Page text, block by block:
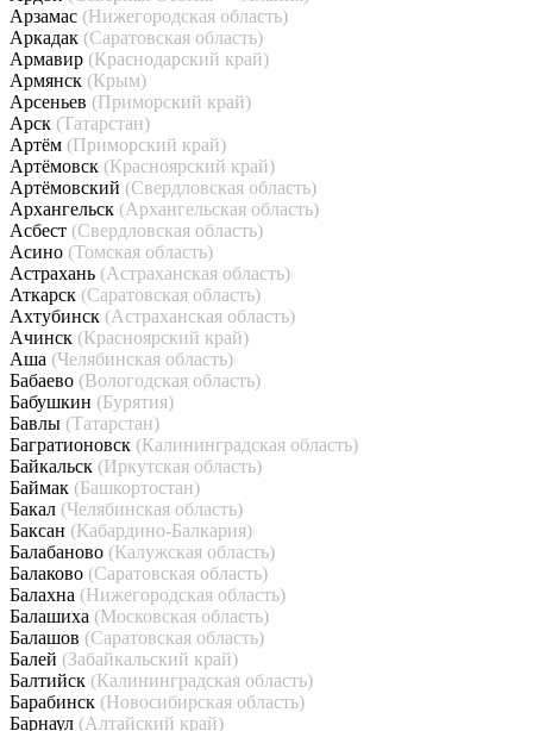
Арзамас (Нижегородская область)
Аркадак (Саратовская область)
Армавир (Краснодарский край)
Армянск (Крым)
Арсеньев (Приморский край)
Арск (Татарстан)
Артём (Приморский край)
Артёмовск (Красноярский край)
Артёмовский (Свердловская область)
Архангельск (Архангельская область)
Асбест (Свердловская область)
Асино (Томская область)
Астрахань (Астраханская область)
Аткарск (Саратовская область)
Ахтубинск (Астраханская область)
Ачинск (Красноярский край)
Аша (Челябинская область)
Бабаево (Вологодская область)
Бабушкин (Бурятия)
Бавлы (Татарстан)
Багратионовск (Калининградская область)
Байкальск (Иркутская область)
Баймак (Башкортостан)
Бакал (Челябинская область)
Баксан (Кабардино-Балкария)
Балабаново (Калужская область)
Балаково (Саратовская область)
Балахна (Нижегородская область)
Балашиха (Московская область)
Балашов (Саратовская область)
Балей (Забайкальский край)
Балтийск (Калининградская область)
Барабинск (Новосибирская область)
Барнаул (Алтайский край)